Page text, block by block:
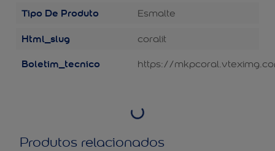
Tipo De Produto Esmalte
Html_slug coralit
Boletim_tecnico https://
Produtos relacionados